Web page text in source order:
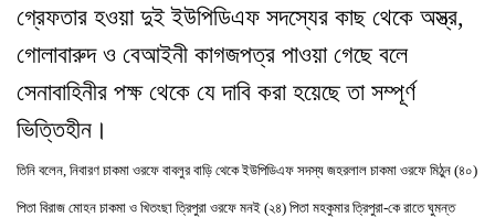
গ্রেফতার হওয়া দুই ইউপিডিএফ সদস্যের কাছ থেকে অস্ত্র,
গোলাবারুদ ও বেআইনী কাগজপত্র পাওয়া গেছে বলে
সেনাবাহিনীর পক্ষ থেকে যে দাবি করা হয়েছে তা সম্পূর্ণ
ভিত্তিহীন ।
তিনি বলেন, নিবারণ চাকমা ওরফে বাবলুর বাড়ি থেকে ইউপিডিএফ সদস্য জহরলাল চাকমা ওরফে মিঠুন (৪০)
পিতা বিরাজ মোহন চাকমা ও খিতংছা ত্রিপুরা ওরফে মনই (২৪) পিতা মহকুমার ত্রিপুরা-কে রাতে ঘুমন্ত